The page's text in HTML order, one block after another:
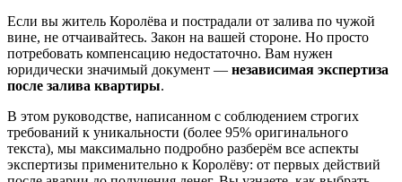
Если вы житель Королёва и пострадали от залива по чужой
вине, не отчаивайтесь. Закон на вашей стороне. Но просто
потребовать компенсацию недостаточно. Вам нужен
юридически значимый документ — независимая экспертиза
после залива квартиры.
В этом руководстве, написанном с соблюдением строгих
требований к уникальности (более 95% оригинального
текста), мы максимально подробно разберём все аспекты
экспертизы применительно к Королёву: от первых действий